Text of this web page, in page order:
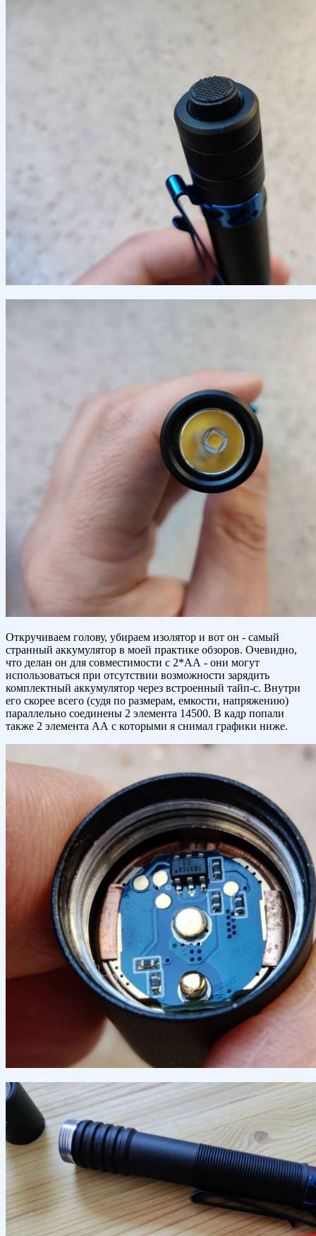
Откручиваем голову, убираем изолятор и вот он - самый
странный аккумулятор в моей практике обзоров. Очевидно,
что делан он для совместимости с 2*АА - они могут
использоваться при отсутствии возможности зарядить
комплектный аккумулятор через встроенный тайп-с. Внутри
его скорее всего (судя по размерам, емкости, напряжению)
параллельно соединены 2 элемента 14500. В кадр попали
также 2 элемента АА с которыми я снимал графики ниже.